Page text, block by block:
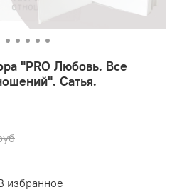
"PRO Любовь. Все
Сатья.
избранное